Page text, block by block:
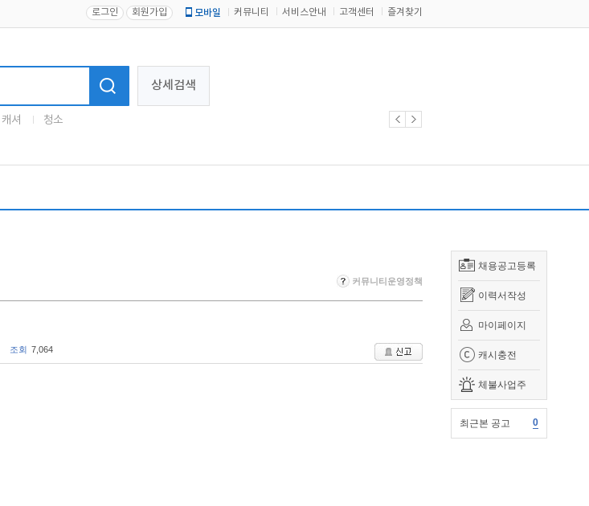
로그인 회원가입 모바일 커뮤니티 서비스안내 고객센터 즐겨찾기
상세검색
캐셔 청소
채용공고등록
이력서작성
마이페이지
캐시충전
체불사업주
최근본 공고 0
커뮤니티운영정책
조회 7,064